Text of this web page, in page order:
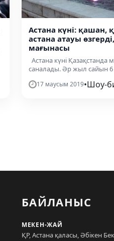
Астана күні: қашан,
астана атауы
мағынасы
Астана күні Қазақстанда
саналады. Әр жыл сайын 6
17 маусым 2019•Шоу-
БАЙЛАНЫС
МЕКЕН-ЖАЙ
ҚР, Астана қаласы, Әбікен